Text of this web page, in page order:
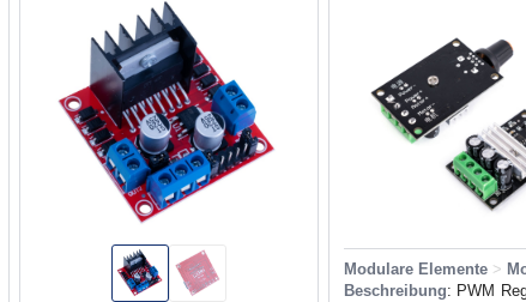
Modulare Elemente >
Beschreibung: PWM